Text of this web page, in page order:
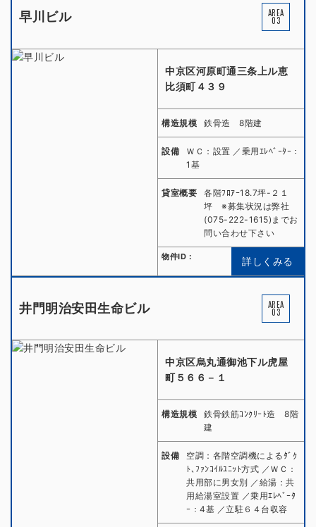
早川ビル AREA
03
中京区河原町通三条上ル恵
比須町４３９
構造規模 鉄骨造 8階建
設備
ＷＣ：設置 ／乗用ｴﾚﾍﾞｰﾀｰ：
1基
貸室概要
各階ﾌﾛｱｰ18.7坪-２１
坪 ※募集状況は弊社
(075-222-1615)までお
問い合わせ下さい
物件ID： 詳しくみる
井門明治安田生命ビル AREA
03
中京区烏丸通御池下ル虎屋
町５６６－１
構造規模
鉄骨鉄筋ｺﾝｸﾘｰﾄ造 8階
建
設備
空調：各階空調機によるﾀﾞｸ
ﾄ､ﾌｧﾝｺｲﾙﾕﾆｯﾄ方式 ／ＷＣ：
共用部に男女別 ／給湯：共
用給湯室設置 ／乗用ｴﾚﾍﾞｰﾀ
ｰ：4基 ／立駐６４台収容